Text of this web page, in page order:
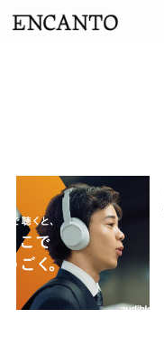
織田 梨沙
伽奈
来島 ななお
阪井 まどか